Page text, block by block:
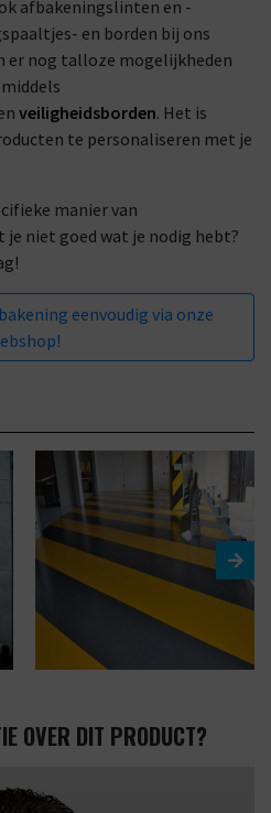
afbakeningslinten en -
en borden bij ons
er nog talloze mogelijkheden
veiligheidsborden. Het is
te personaliseren met je
manier van
niet goed wat je nodig hebt?
eenvoudig via onze
OVER DIT PRODUCT?